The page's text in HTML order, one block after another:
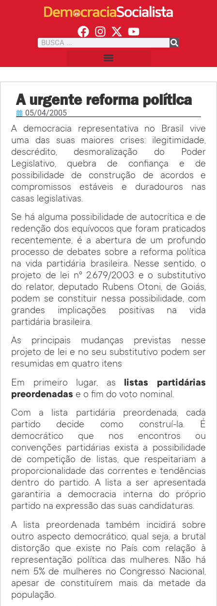
A urgente reforma política
05/04/2005
A democracia representativa no Brasil vive
uma das suas maiores crises: ilegitimidade,
descrédito, desmoralização do Poder
Legislativo, quebra de confiança e de
possibilidade de construção de acordos e
compromissos estáveis e duradouros nas
casas legislativas.
Se há alguma possibilidade de autocrítica e de
redenção dos equívocos que foram praticados
recentemente, é a abertura de um profundo
processo de debates sobre a reforma política
na vida partidária brasileira. Nesse sentido, o
projeto de lei nº 2.679/2003 e o substitutivo
do relator, deputado Rubens Otoni, de Goiás,
podem se constituir nessa possibilidade, com
grandes implicações positivas na vida
partidária brasileira.
As principais mudanças previstas nesse
projeto de lei e no seu substitutivo podem ser
resumidas em quatro itens
Em primeiro lugar, as listas partidárias
preordenadas e o fim do voto nominal.
Com a lista partidária preordenada, cada
partido decide como construí-la. É
democrático que nos encontros ou
convenções partidárias exista a possibilidade
de competição de listas, que respeitariam a
proporcionalidade das correntes e tendências
dentro do partido. A lista a ser apresentada
garantiria a democracia interna do próprio
partido na expressão das suas candidaturas.
A lista preordenada também incidirá sobre
outro aspecto democrático, qual seja, a brutal
distorção que existe no País com relação à
representação política das mulheres. Não há
nem 5% de mulheres no Congresso Nacional,
apesar de constituírem mais da metade da
população.